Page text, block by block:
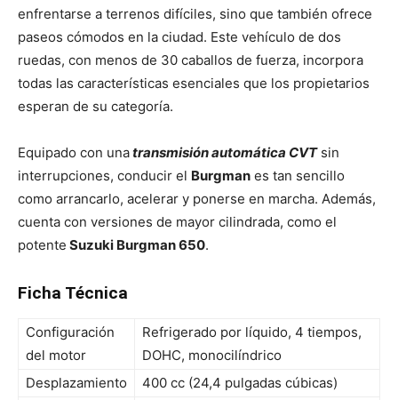
enfrentarse a terrenos difíciles, sino que también ofrece
paseos cómodos en la ciudad. Este vehículo de dos
ruedas, con menos de 30 caballos de fuerza, incorpora
todas las características esenciales que los propietarios
esperan de su categoría.
Equipado con unatransmisión automática CVT sin
interrupciones, conducir el Burgman es tan sencillo
como arrancarlo, acelerar y ponerse en marcha. Además,
cuenta con versiones de mayor cilindrada, como el
potente Suzuki Burgman 650.
Ficha Técnica
Configuración
del motor
Refrigerado por líquido, 4 tiempos,
DOHC, monocilíndrico
Desplazamiento
400 cc (24,4 pulgadas cúbicas)